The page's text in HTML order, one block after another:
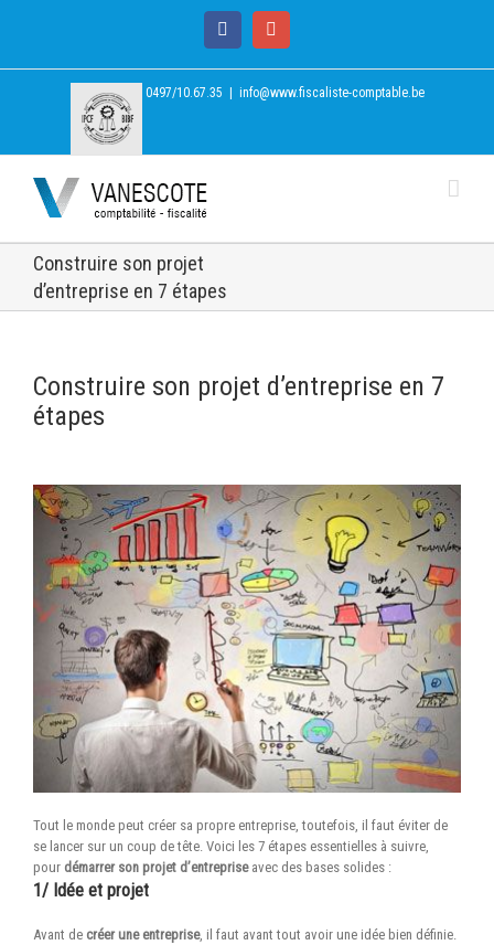
Facebook
0497/10.67.35 info@www.fiscaliste-comptable.be
Construire son projet
d’entreprise en 7 étapes
Construire son projet d’entreprise en 7
étapes
Tout le monde peut créer sa propre entreprise, toutefois, il faut éviter de
se lancer sur un coup de tête. Voici les 7 étapes essentielles à suivre,
pour démarrer son projet d’entrepriseavec des bases solides :
1/ Idée et projet
Avant de créer une entreprise, il faut avant tout avoir une idée bien définie.